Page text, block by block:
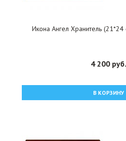
Икона Ангел Хранитель
4 200 руб.
В КОРЗИНУ